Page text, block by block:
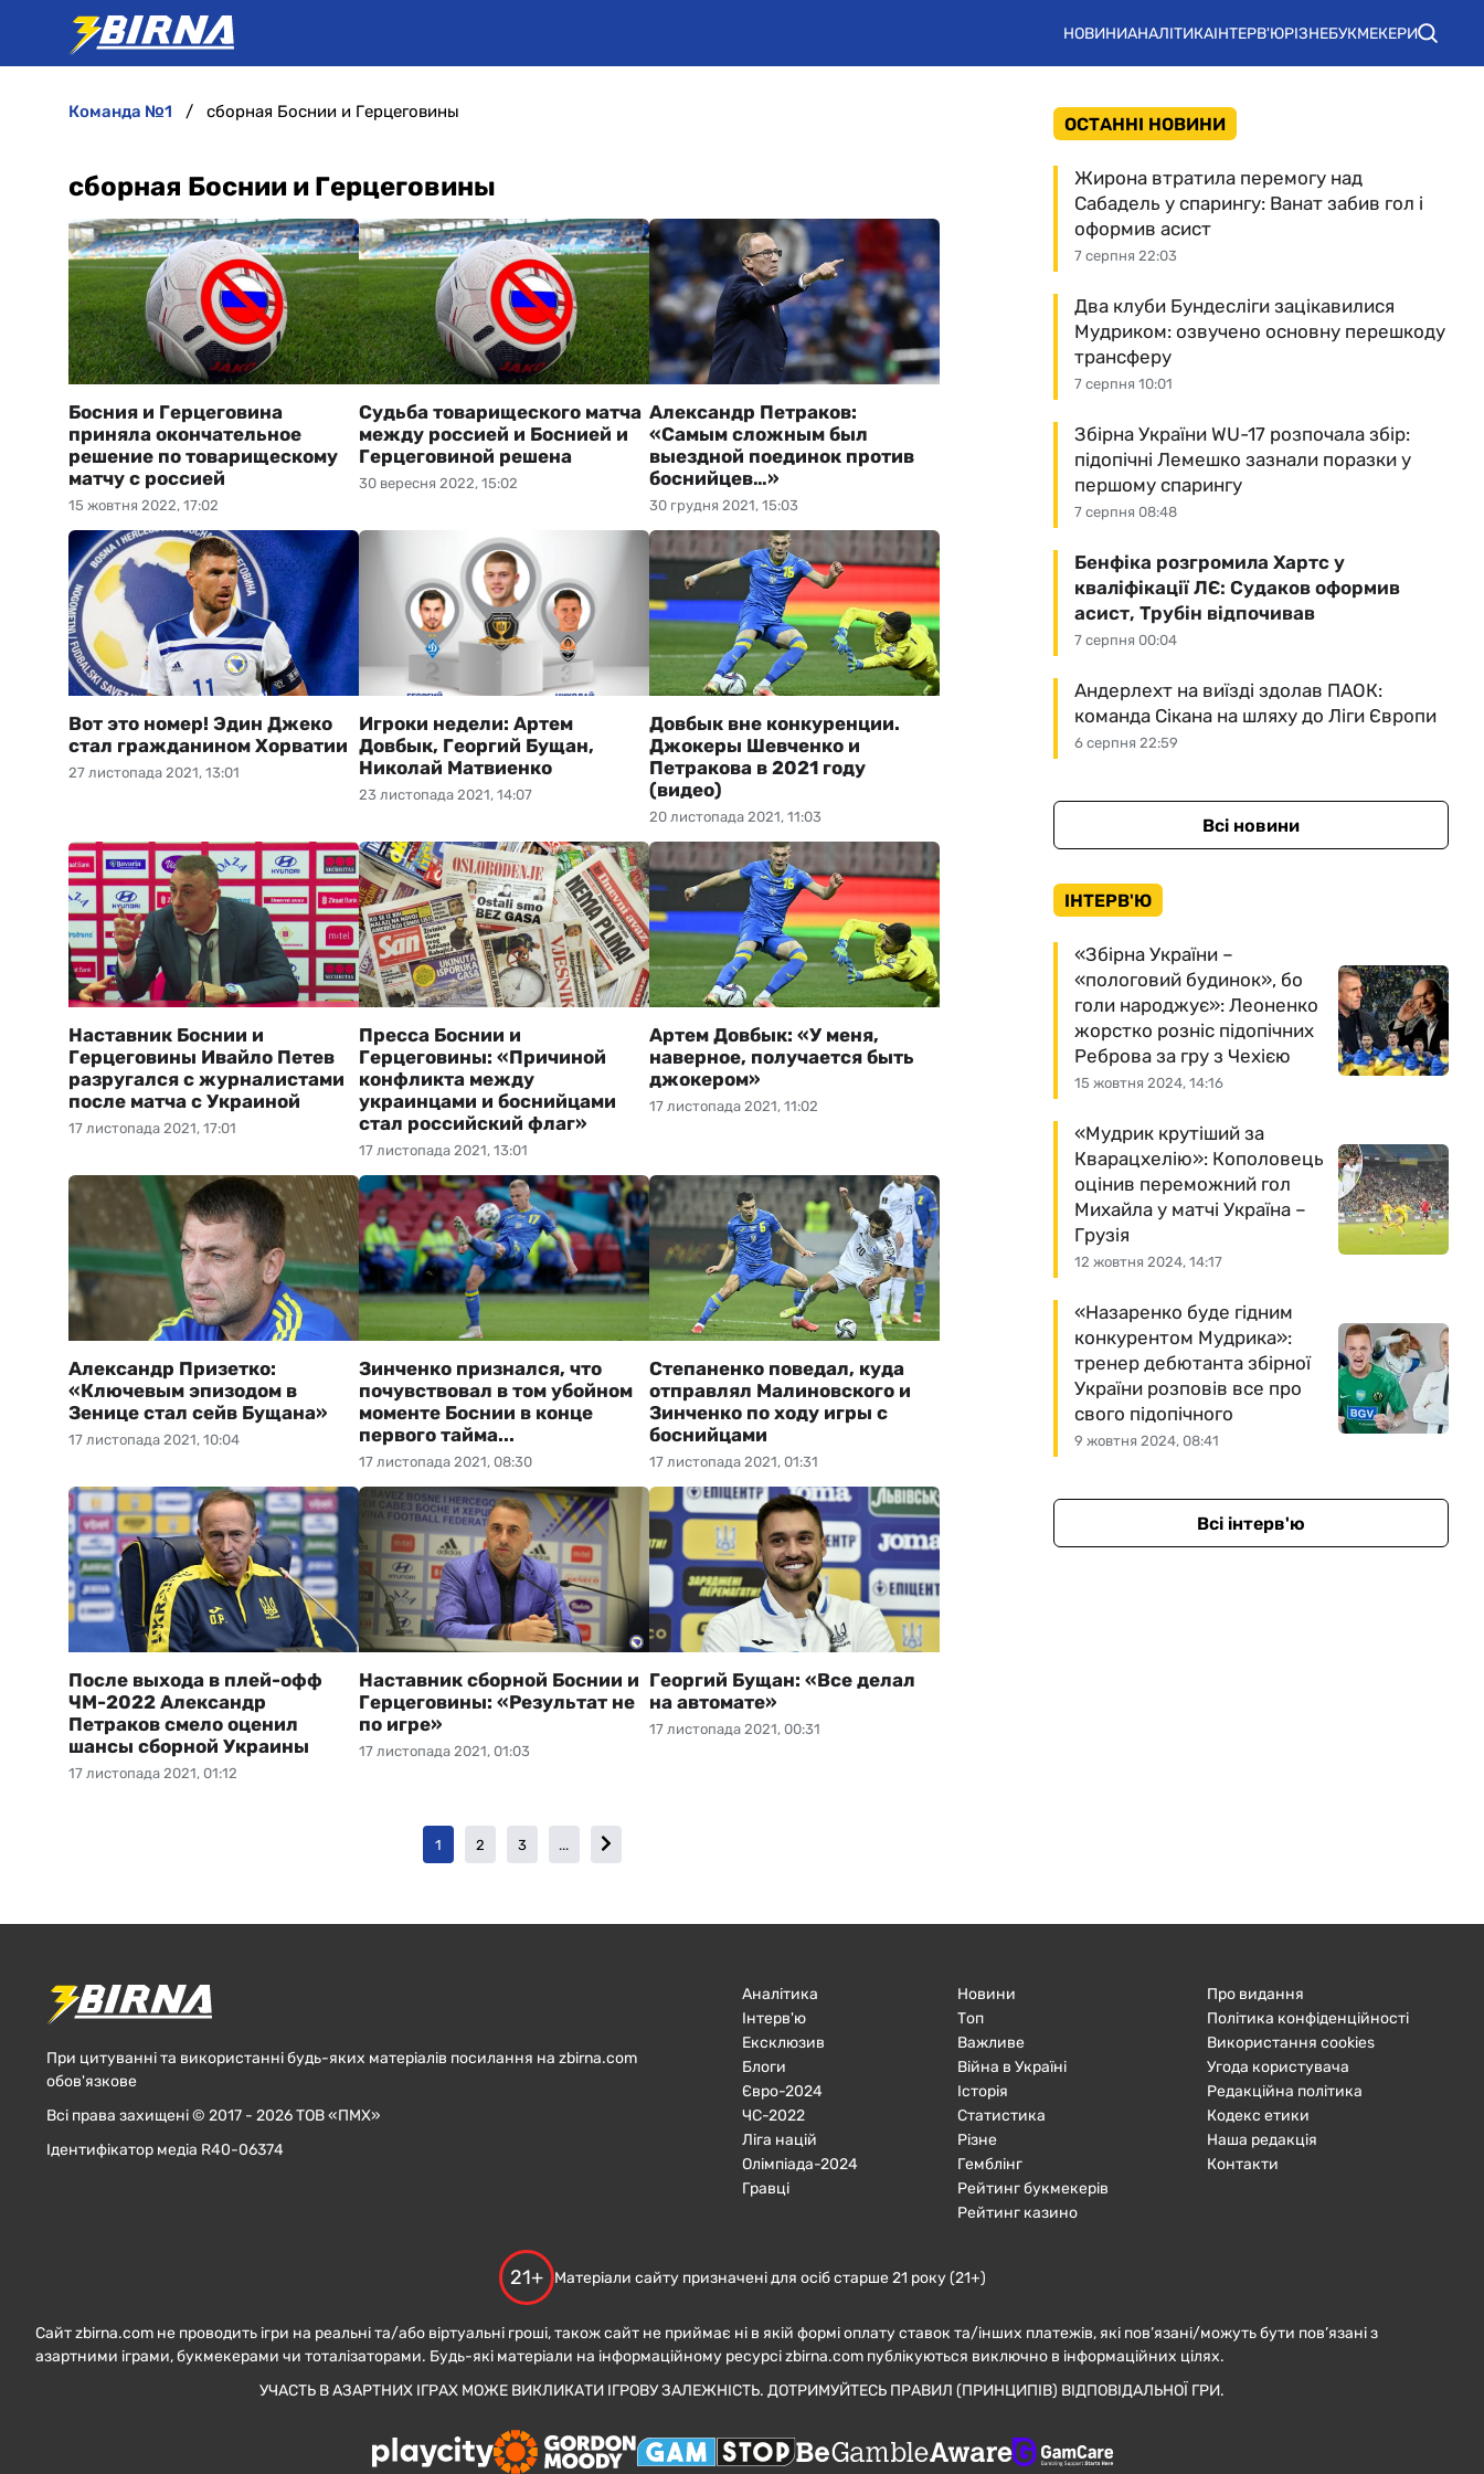
НОВИНИАНАЛІТИКАІНТЕРВ'ЮРІЗНЕБУКМЕКЕРИ
команда №1 сборная Боснии и Герцеговины
сборная Боснии и Герцеговины
15 жовтня 2022, 17:02
Босния и Герцеговина
приняла окончательное
решение по товарищескому
матчу с россией
30 вересня 2022, 15:02
Судьба товарищеского матча
между россией и Боснией и
Герцеговиной решена
30 грудня 2021, 15:03
Александр Петраков:
«Самым сложным был
выездной поединок против
боснийцев…»
27 листопада 2021, 13:01
Вот это номер! Эдин Джеко
стал гражданином Хорватии
23 листопада 2021, 14:07
Игроки недели: Артем
Довбык, Георгий Бущан,
Николай Матвиенко
20 листопада 2021, 11:03
Довбык вне конкуренции.
Джокеры Шевченко и
Петракова в 2021 году
(видео)
17 листопада 2021, 17:01
Наставник Боснии и
Герцеговины Ивайло Петев
разругался с журналистами
после матча с Украиной
17 листопада 2021, 13:01
Пресса Боснии и
Герцеговины: «Причиной
конфликта между
украинцами и боснийцами
стал российский флаг»
17 листопада 2021, 11:02
Артем Довбык: «У меня,
наверное, получается быть
джокером»
17 листопада 2021, 10:04
Александр Призетко:
«Ключевым эпизодом в
Зенице стал сейв Бущана»
17 листопада 2021, 08:30
Зинченко признался, что
почувствовал в том убойном
моменте Боснии в конце
первого тайма...
17 листопада 2021, 01:31
Степаненко поведал, куда
отправлял Малиновского и
Зинченко по ходу игры с
боснийцами
17 листопада 2021, 01:12
После выхода в плей-офф
ЧМ-2022 Александр
Петраков смело оценил
шансы сборной Украины
17 листопада 2021, 01:03
Наставник сборной Боснии и
Герцеговины: «Результат не
по игре»
17 листопада 2021, 00:31
Георгий Бущан: «Все делал
на автомате»
1 2 3 ...
ОСТАННІ НОВИНИ
7 серпня 22:03
Жирона втратила перемогу над
Сабадель у спарингу: Ванат забив гол і
оформив асист
7 серпня 10:01
Два клуби Бундесліги зацікавилися
Мудриком: озвучено основну перешкоду
трансферу
7 серпня 08:48
Збірна України WU-17 розпочала збір:
підопічні Лемешко зазнали поразки у
першому спарингу
7 серпня 00:04
Бенфіка розгромила Хартс у
кваліфікації ЛЄ: Судаков оформив
асист, Трубін відпочивав
6 серпня 22:59
Андерлехт на виїзді здолав ПАОК:
команда Сікана на шляху до Ліги Європи
Всі новини
ІНТЕРВ'Ю
15 жовтня 2024, 14:16
«Збірна України –
«пологовий будинок», бо
голи народжує»: Леоненко
жорстко розніс підопічних
Реброва за гру з Чехією
12 жовтня 2024, 14:17
«Мудрик крутіший за
Кварацхелію»: Кополовець
оцінив переможний гол
Михайла у матчі Україна –
Грузія
9 жовтня 2024, 08:41
«Назаренко буде гідним
конкурентом Мудрика»:
тренер дебютанта збірної
України розповів все про
свого підопічного
Всі інтерв'ю
При цитуванні та використанні будь-яких матеріалів посилання на zbirna.com
обов'язкове
Всі права захищені © 2017 - 2026 ТОВ «ПМХ»
Ідентифікатор медіа R40-06374
Аналітика
Інтерв'ю
Ексклюзив
Блоги
Євро-2024
ЧC-2022
Ліга націй
Олімпіада-2024
Гравці
Новини
Топ
Важливе
Війна в Україні
Історія
Статистика
Різне
Гемблінг
Рейтинг букмекерів
Рейтинг казино
Про видання
Політика конфіденційності
Використання cookies
Угода користувача
Редакційна політика
Кодекс етики
Наша редакція
Контакти
21+ Матеріали сайту призначені для осіб старше 21 року (21+)
Сайт zbirna.com не проводить ігри на реальні та/або віртуальні гроші, також сайт не приймає ні в якій формі оплату ставок та/інших платежів, які пов’язані/можуть бути пов’язані з
азартними іграми, букмекерами чи тоталізаторами. Будь-які матеріали на інформаційному ресурсі zbirna.com публікуються виключно в інформаційних цілях.
УЧАСТЬ В АЗАРТНИХ ІГРАХ МОЖЕ ВИКЛИКАТИ ІГРОВУ ЗАЛЕЖНІСТЬ. ДОТРИМУЙТЕСЬ ПРАВИЛ (ПРИНЦИПІВ) ВІДПОВІДАЛЬНОЇ ГРИ.